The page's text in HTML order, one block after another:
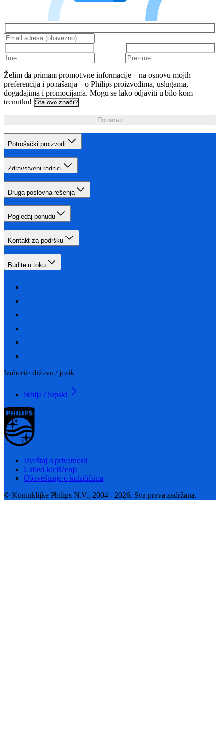
Želim da primam promotivne informacije – na osnovu mojih
preferencija i ponašanja – o Philips proizvodima, uslugama,
događajima i promocijama. Mogu se lako odjaviti u bilo kom
trenutku! Šta ovo znači?
Пошаљи
Potrošački proizvodi
Zdravstveni radnici
Druga poslovna rešenja
Pogledaj ponudu
Kontakt za podršku
Budite u toku
Izaberite državu / jezik
Srbija / Srpski
Izveštaj o privatnosti
Uslovi korišćenja
Obaveštenje o kolačičima
© Koninklijke Philips N.V., 2004 - 2026. Sva prava zadržana.